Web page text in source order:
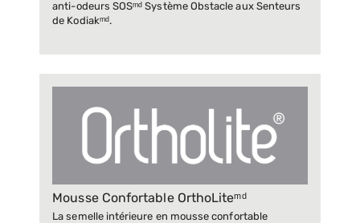
anti-odeurs SOSᵐᵈ Système Obstacle aux Senteurs
de Kodiakᵐᵈ.
Mousse Confortable OrthoLiteᵐᵈ
La semelle intérieure en mousse confortable